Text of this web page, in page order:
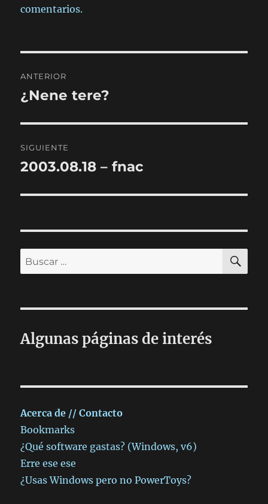
comentarios.
de
ANTERIOR
Entrada
¿Nene tere?
SIGUIENTE
Entrada
2003.08.18 – fnac
Buscar
por:
Algunas páginas de interés
Acerca de // Contacto
Bookmarks
¿Qué software gastas? (Windows, v6)
Erre ese ese
¿Usas Windows pero no PowerToys?